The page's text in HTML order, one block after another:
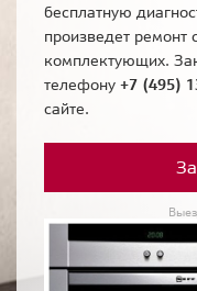
бесплатную
произведет ремонт
комплектующих.
телефону +7 (495)
сайте.